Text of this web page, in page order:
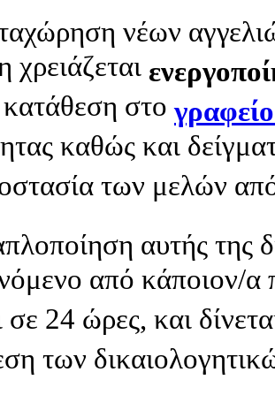
νέων
χρειάζεται
κατάθεση στο
καθώς και
των μελών
αυτής της
από κάποιον/α
σε 24 ώρες, και
των